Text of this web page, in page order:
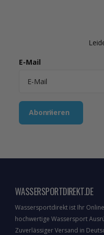
E-Mail
Abonnieren
WASSERSPORTDIREKT.DE
Wassersportdirekt ist Ihr
hochwertige Wassersport
Zuverlässiger Versand in